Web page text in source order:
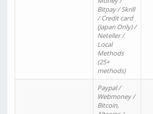
Bitpay / Skrill
/ Credit card
(Japan Only) /
Neteller /
Local
Methods
(25+
methods)
Paypal /
Webmoney /
Bitcoin,